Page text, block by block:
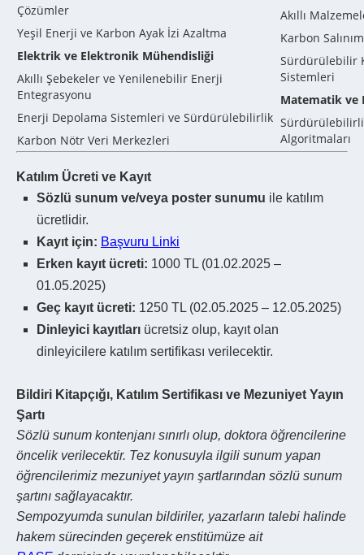
Çözümler
Yeşil Enerji ve Karbon Ayak İzi Azaltma
Elektrik ve Elektronik Mühendisliği
Akıllı Şebekeler ve Yenilenebilir Enerji
Entegrasyonu
Enerji Depolama Sistemleri ve Sürdürülebilirlik
Karbon Nötr Veri Merkezleri
Elektromanyetik Kirlilik ve Çözüm Önerileri
Endüstri ve Sistem Mühendisliği
Sürdürülebilir Üretim ve Endüstri 4.0
Döngüsel Ekonomide İş Süreçleri
Optimizasyonu
Sürdürülebilir Operasyon Yönetimi
Akıllı
Karbon
Sürdürülebilir
Sistemleri
Matematik ve
Algoritmaları
Optimizasyonu
Geri
Atık
Katılım Ücreti ve Kayıt
Sözlü sunum ve/veya poster sunumu ile katılım
ücretlidir.
Kayıt için: Başvuru Linki
Erken kayıt ücreti: 1000 TL (01.02.2025 –
01.05.2025)
Geç kayıt ücreti: 1250 TL (02.05.2025 – 12.05.2025)
Dinleyici kayıtları ücretsiz olup, kayıt olan
dinleyicilere katılım sertifikası verilecektir.
Bildiri Kitapçığı, Katılım Sertifikası ve Mezuniyet Yayın
Şartı
Sözlü sunum kontenjanı sınırlı olup, doktora öğrencilerine
öncelik verilecektir. Tez konusuyla ilgili sunum yapan
öğrencilerimiz mezuniyet yayın şartlarından sözlü sunum
şartını sağlayacaktır.
Sempozyumda sunulan bildiriler, yazarların talebi halinde
hakem sürecinden geçerek enstitümüze ait